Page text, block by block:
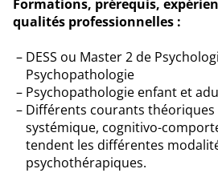
Formations, prérequis,
qualités professionnelles :
DESS ou Master 2 de
Psychopathologie
Psychopathologie enfant et
Différents courants théoriques
systémique, cognitivo-
tendent les différentes
psychothérapiques.